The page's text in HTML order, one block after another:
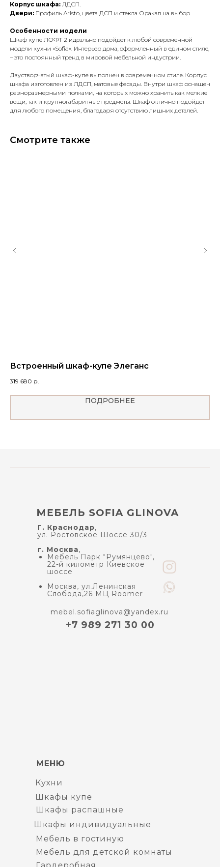
Корпус шкафа: ЛДСП.
Двери: Профиль Aristo, цвета ДСП и стекла Оракал на выбор.
Особенности модели
Шкаф купе ЛОФТ 2 идеально подойдет к любой современной
модели кухни «Sofia». Интерьер дома, оформленный в едином стиле,
– это постоянный тренд в мировой мебельной индустрии.
Двустворчатый шкаф-купе выполнен в современном стиле. Корпус
шкафа изготовлен из ЛДСП, матовые фасады. Внутри шкаф оснащен
разноразмерными полками, на которых можно хранить как мелкие
вещи, так и крупногабаритные предметы. Шкаф отлично подойдет
для любого помещения, благодаря отсутствию лишних деталей.
Смотрите также
Встроенный шкаф-купе Элеганс
319 680 р.
ПОДРОБНЕЕ
МЕНЮ
МЕБЕЛЬ SOFIA GLINOVA
Г. Краснодар,
ул. Ростовское Шоссе 30/3
г. Москва,
Мебель Парк "Румянцево",
22-й километр Киевское
шоссе
Москва, ул.Ленинская
Слобода,26 МЦ Roomer
+7 989 271 30 00
Кухни
Шкафы купе
Шкафы распашные
Шкафы индивидуальные
mebel.sofiaglinova@yandex.ru
Мебель для детской комнаты
Мебель в гостиную
Гардеробная